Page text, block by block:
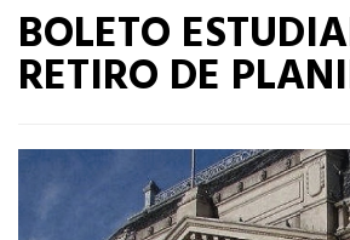
BOLETO
RETIRO DE